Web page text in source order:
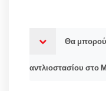
Θα
αντλιοστασίου στο